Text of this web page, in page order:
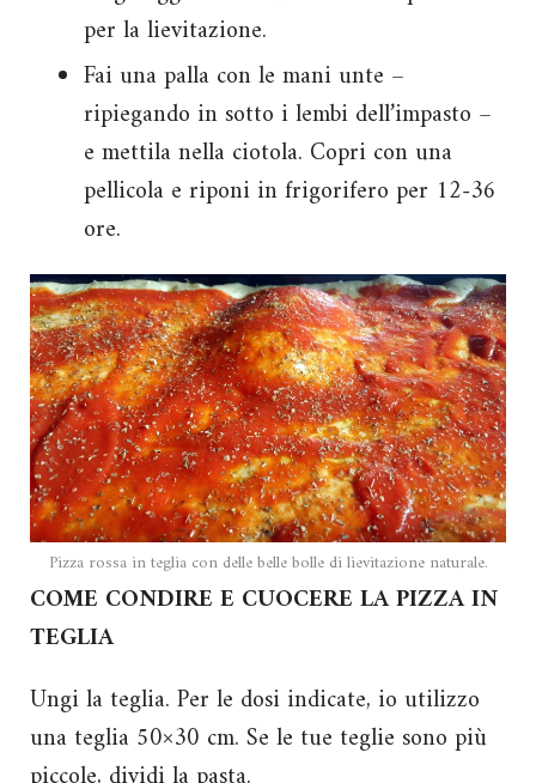
per la lievitazione.
Fai una palla con le mani unte –
ripiegando in sotto i lembi dell’impasto –
e mettila nella ciotola. Copri con una
pellicola e riponi in frigorifero per 12-36
ore.
Pizza rossa in teglia con delle belle bolle di lievitazione naturale.
COME CONDIRE E CUOCERE LA PIZZA IN
TEGLIA
Ungi la teglia. Per le dosi indicate, io utilizzo
una teglia 50×30 cm. Se le tue teglie sono più